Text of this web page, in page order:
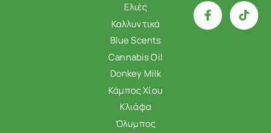
Ελιές
Καλλυντικά
Blue Scents
Cannabis Oil
Donkey Milk
Κάμπος Χίου
Κλιάφα
Όλυμπος